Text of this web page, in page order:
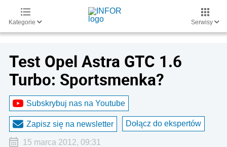
Kategorie Serwisy
Test Opel Astra GTC 1.6
Turbo: Sportsmenka?
Subskrybuj nas na Youtube
Zapisz się na newsletter Dołącz do ekspertów
15 marca 2012, 09:31